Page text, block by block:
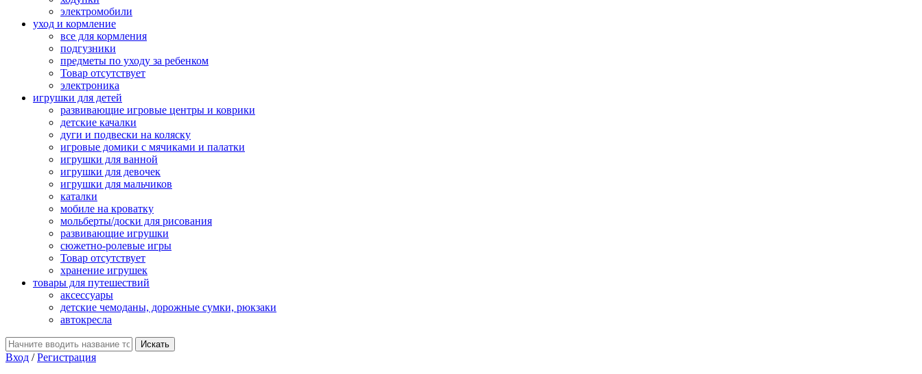
электромобили
уход и кормление
все для кормления
подгузники
предметы по уходу за ребенком
Товар отсутствует
электроника
игрушки для детей
развивающие игровые центры и коврики
детские качалки
дуги и подвески на коляску
игровые домики с мячиками и палатки
игрушки для ванной
игрушки для девочек
игрушки для мальчиков
каталки
мобиле на кроватку
мольберты/доски для рисования
развивающие игрушки
сюжетно-ролевые игры
Товар отсутствует
хранение игрушек
товары для путешествий
аксессуары
детские чемоданы, дорожные сумки, рюкзаки
автокресла
Вход /Регистрация